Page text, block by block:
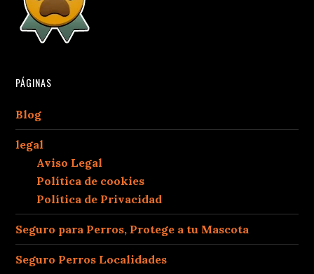
PÁGINAS
Blog
legal
Aviso Legal
Política de cookies
Política de Privacidad
Seguro para Perros, Protege a tu Mascota
Seguro Perros Localidades